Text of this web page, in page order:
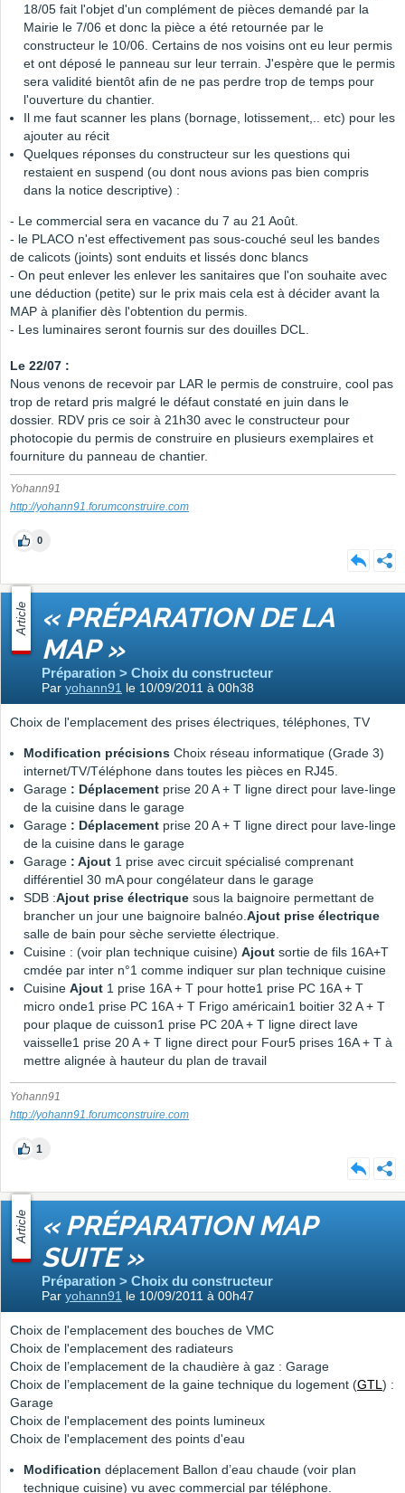
18/05 fait l'objet d'un complément de pièces demandé par la
Mairie le 7/06 et donc la pièce a été retournée par le
constructeur le 10/06. Certains de nos voisins ont eu leur permis
et ont déposé le panneau sur leur terrain. J'espère que le permis
sera validité bientôt afin de ne pas perdre trop de temps pour
l'ouverture du chantier.
Il me faut scanner les plans (bornage, lotissement,.. etc) pour les
ajouter au récit
Quelques réponses du constructeur sur les questions qui
restaient en suspend (ou dont nous avions pas bien compris
dans la notice descriptive) :
- Le commercial sera en vacance du 7 au 21 Août.
- le PLACO n'est effectivement pas sous-couché seul les bandes
de calicots (joints) sont enduits et lissés donc blancs
- On peut enlever les enlever les sanitaires que l'on souhaite avec
une déduction (petite) sur le prix mais cela est à décider avant la
MAP à planifier dès l'obtention du permis.
- Les luminaires seront fournis sur des douilles DCL.
Le 22/07 :
Nous venons de recevoir par LAR le permis de construire, cool pas
trop de retard pris malgré le défaut constaté en juin dans le
dossier. RDV pris ce soir à 21h30 avec le constructeur pour
photocopie du permis de construire en plusieurs exemplaires et
fourniture du panneau de chantier.
Yohann91
http://yohann91.forumconstruire.com
0
Article « PRÉPARATION DE LA
MAP »
Préparation > Choix du constructeur
Par yohann91 le 10/09/2011 à 00h38
Choix de l'emplacement des prises électriques, téléphones, TV
Modification précisions Choix réseau informatique (Grade 3)
internet/TV/Téléphone dans toutes les pièces en RJ45.
Garage : Déplacement prise 20 A + T ligne direct pour lave-linge
de la cuisine dans le garage
Garage : Déplacement prise 20 A + T ligne direct pour lave-linge
de la cuisine dans le garage
Garage : Ajout 1 prise avec circuit spécialisé comprenant
différentiel 30 mA pour congélateur dans le garage
SDB :Ajout prise électrique sous la baignoire permettant de
brancher un jour une baignoire balnéo.Ajout prise électrique
salle de bain pour sèche serviette électrique.
Cuisine : (voir plan technique cuisine) Ajout sortie de fils 16A+T
cmdée par inter n°1 comme indiquer sur plan technique cuisine
Cuisine Ajout 1 prise 16A + T pour hotte1 prise PC 16A + T
micro onde1 prise PC 16A + T Frigo américain1 boitier 32 A + T
pour plaque de cuisson1 prise PC 20A + T ligne direct lave
vaisselle1 prise 20 A + T ligne direct pour Four5 prises 16A + T à
mettre alignée à hauteur du plan de travail
Yohann91
http://yohann91.forumconstruire.com
1
Article « PRÉPARATION MAP
SUITE »
Préparation > Choix du constructeur
Par yohann91 le 10/09/2011 à 00h47
Choix de l'emplacement des bouches de VMC
Choix de l'emplacement des radiateurs
Choix de l’emplacement de la chaudière à gaz : Garage
Choix de l’emplacement de la gaine technique du logement (GTL) :
Garage
Choix de l'emplacement des points lumineux
Choix de l'emplacement des points d'eau
Modification déplacement Ballon d’eau chaude (voir plan
technique cuisine) vu avec commercial par téléphone.